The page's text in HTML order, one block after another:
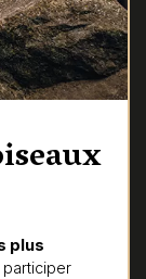
plus